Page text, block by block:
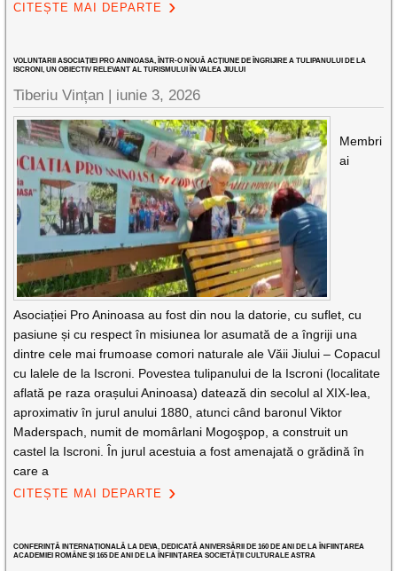
CITEȘTE MAI DEPARTE
VOLUNTARII ASOCIAȚIEI PRO ANINOASA, ÎNTR-O NOUĂ ACȚIUNE DE ÎNGRIJIRE A TULIPANULUI DE LA
ISCRONI, UN OBIECTIV RELEVANT AL TURISMULUI ÎN VALEA JIULUI
Tiberiu Vințan | iunie 3, 2026
Membri
ai
Asociației Pro Aninoasa au fost din nou la datorie, cu suflet, cu
pasiune și cu respect în misiunea lor asumată de a îngriji una
dintre cele mai frumoase comori naturale ale Văii Jiului – Copacul
cu lalele de la Iscroni. Povestea tulipanului de la Iscroni (localitate
aflată pe raza orașului Aninoasa) datează din secolul al XIX-lea,
aproximativ în jurul anului 1880, atunci când baronul Viktor
Maderspach, numit de momârlani Mogoşpop, a construit un
castel la Iscroni. În jurul acestuia a fost amenajată o grădină în
care a
CITEȘTE MAI DEPARTE
CONFERINȚĂ INTERNAȚIONALĂ LA DEVA, DEDICATĂ ANIVERSĂRII DE 160 DE ANI DE LA ÎNFIINȚAREA
ACADEMIEI ROMÂNE ȘI 165 DE ANI DE LA ÎNFIINȚAREA SOCIETĂȚII CULTURALE ASTRA